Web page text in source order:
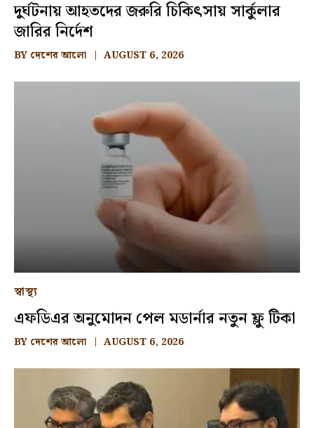
দুর্ঘটনায় আহতদের জরুরি চিকিৎসায় সার্কুলার
জারির নির্দেশ
BY দেশের আলো AUGUST 6, 2026
স্বাস্থ্য
এফডিএর অনুমোদন পেল মডার্নার নতুন ফ্লু টিকা
BY দেশের আলো AUGUST 6, 2026